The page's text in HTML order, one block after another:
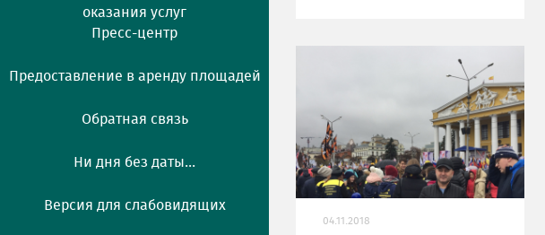
оказания услуг
Пресс-центр
Предоставление в аренду площадей
Обратная связь
Ни дня без даты...
Версия для слабовидящих
04.11.2018